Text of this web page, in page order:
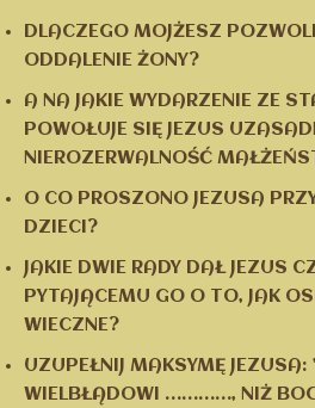
DLACZEGO MOJŻESZ
ODDALENIE ŻONY?
A NA JAKIE WYDARZENIE ZE
POWOŁUJE SIĘ JEZUS
NIEROZERWALNOŚĆ
O CO PROSZONO JEZUSA
DZIECI?
JAKIE DWIE RADY DAŁ JEZUS
PYTAJĄCEMU GO O TO, JAK
WIECZNE?
UZUPEŁNIJ MAKSYMĘ JEZUSA:
WIELBŁĄDOWI …………, NIŻ